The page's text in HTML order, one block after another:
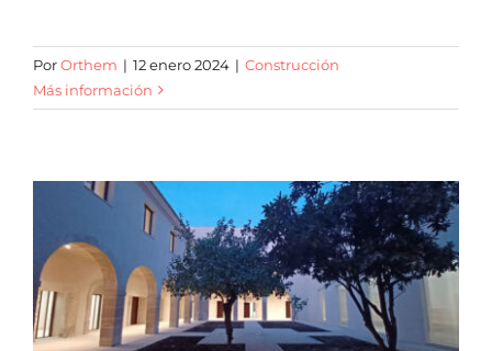
PorOrthem | 12 enero 2024 | Construcción
Más información